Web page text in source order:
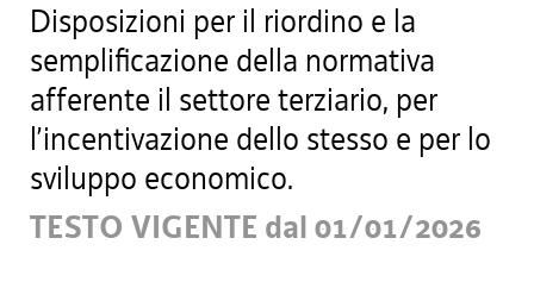
Disposizioni per il riordino e la
semplificazione della normativa
afferente il settore terziario, per
l’incentivazione dello stesso e per lo
sviluppo economico.
TESTO VIGENTE dal 01/01/2026